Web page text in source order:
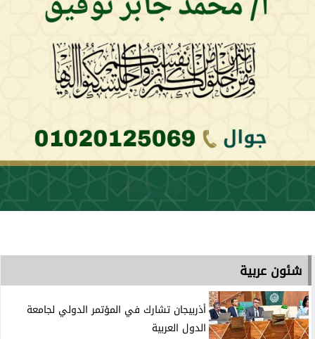
شئون عربية
أذربيجان تشارك في المؤتمر الدولي لجامعة
الدول العربية